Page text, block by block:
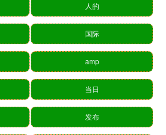
人的
国际
amp
当日
发布